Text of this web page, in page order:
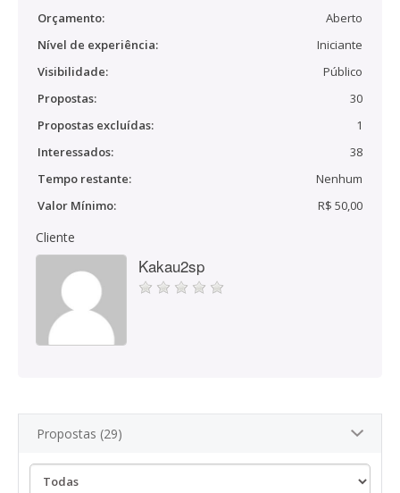
Orçamento:
Aberto
Nível de experiência:
Iniciante
Visibilidade:
Público
Propostas:
30
Propostas excluídas:
1
Interessados:
38
Tempo restante:
Nenhum
Valor Mínimo:
R$ 50,00
Cliente
Kakau2sp
Propostas (29)